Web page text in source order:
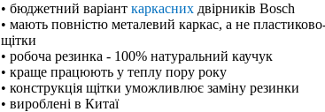
• бюджетний варіант каркасних двірників Bosch
• мають повністю металевий каркас, а не
щітки
• робоча резинка - 100% натуральний каучук
• краще працюють у теплу пору року
• конструкція щітки уможливлює заміну резинки
• вироблені в Китаї